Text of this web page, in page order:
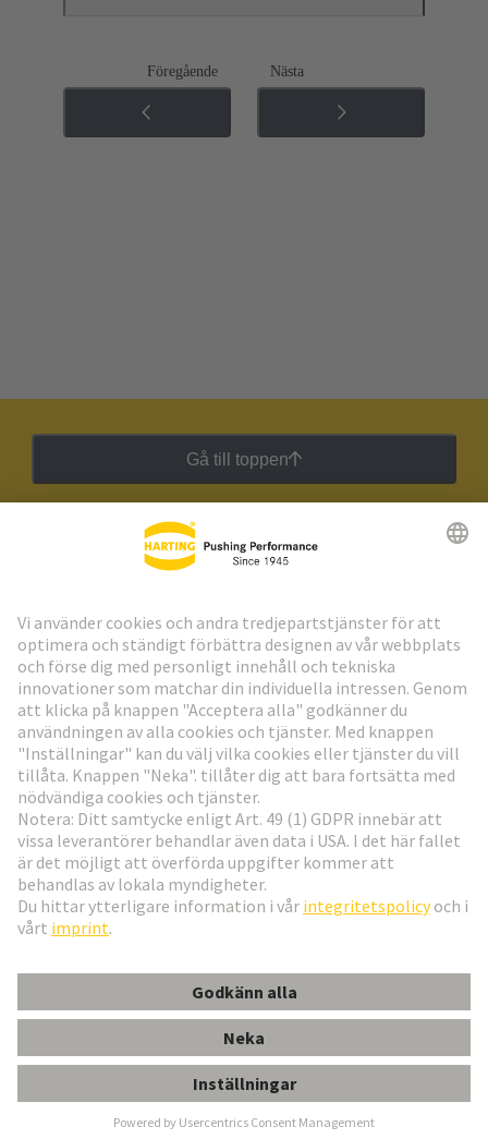
Acces. Uni Seal White PG 21
Föregående Nästa
Gå till toppen
HARTING:s nyhetsbrev
Gå till registrering
Social Media
Sverige
© Teknologi-koncernen HARTING
ImprintIntegritetspolicy
Kundinformation